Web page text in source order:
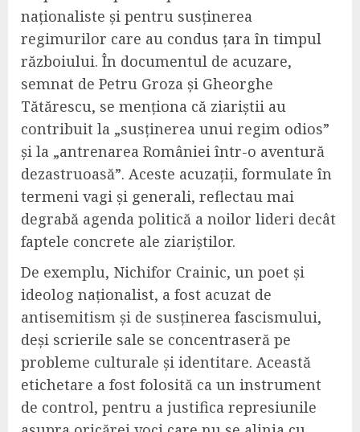
naționaliste și pentru susținerea
regimurilor care au condus țara în timpul
războiului. În documentul de acuzare,
semnat de Petru Groza și Gheorghe
Tătărescu, se menționa că ziariștii au
contribuit la „susținerea unui regim odios”
și la „antrenarea României într-o aventură
dezastruoasă”. Aceste acuzații, formulate în
termeni vagi și generali, reflectau mai
degrabă agenda politică a noilor lideri decât
faptele concrete ale ziariștilor.
De exemplu, Nichifor Crainic, un poet și
ideolog naționalist, a fost acuzat de
antisemitism și de susținerea fascismului,
deși scrierile sale se concentraseră pe
probleme culturale și identitare. Această
etichetare a fost folosită ca un instrument
de control, pentru a justifica represiunile